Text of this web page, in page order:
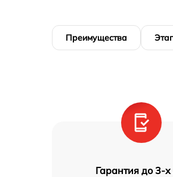
Преимущества
Гарантия до 3-х